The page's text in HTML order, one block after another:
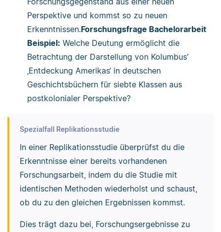
Perspektive und kommst so zu neuen
Erkenntnissen.Forschungsfrage Bachelorarbeit
Beispiel: Welche Deutung ermöglicht die
Betrachtung der Darstellung von Kolumbus’
‚Entdeckung Amerikas‘ in deutschen
Geschichtsbüchern für siebte Klassen aus
postkolonialer Perspektive?
Spezialfall Replikationsstudie
In einer Replikationsstudie überprüfst du die
Erkenntnisse einer bereits vorhandenen
Forschungsarbeit, indem du die Studie mit
identischen Methoden wiederholst und schaust,
ob du zu den gleichen Ergebnissen kommst.
Dies trägt dazu bei, Forschungsergebnisse zu